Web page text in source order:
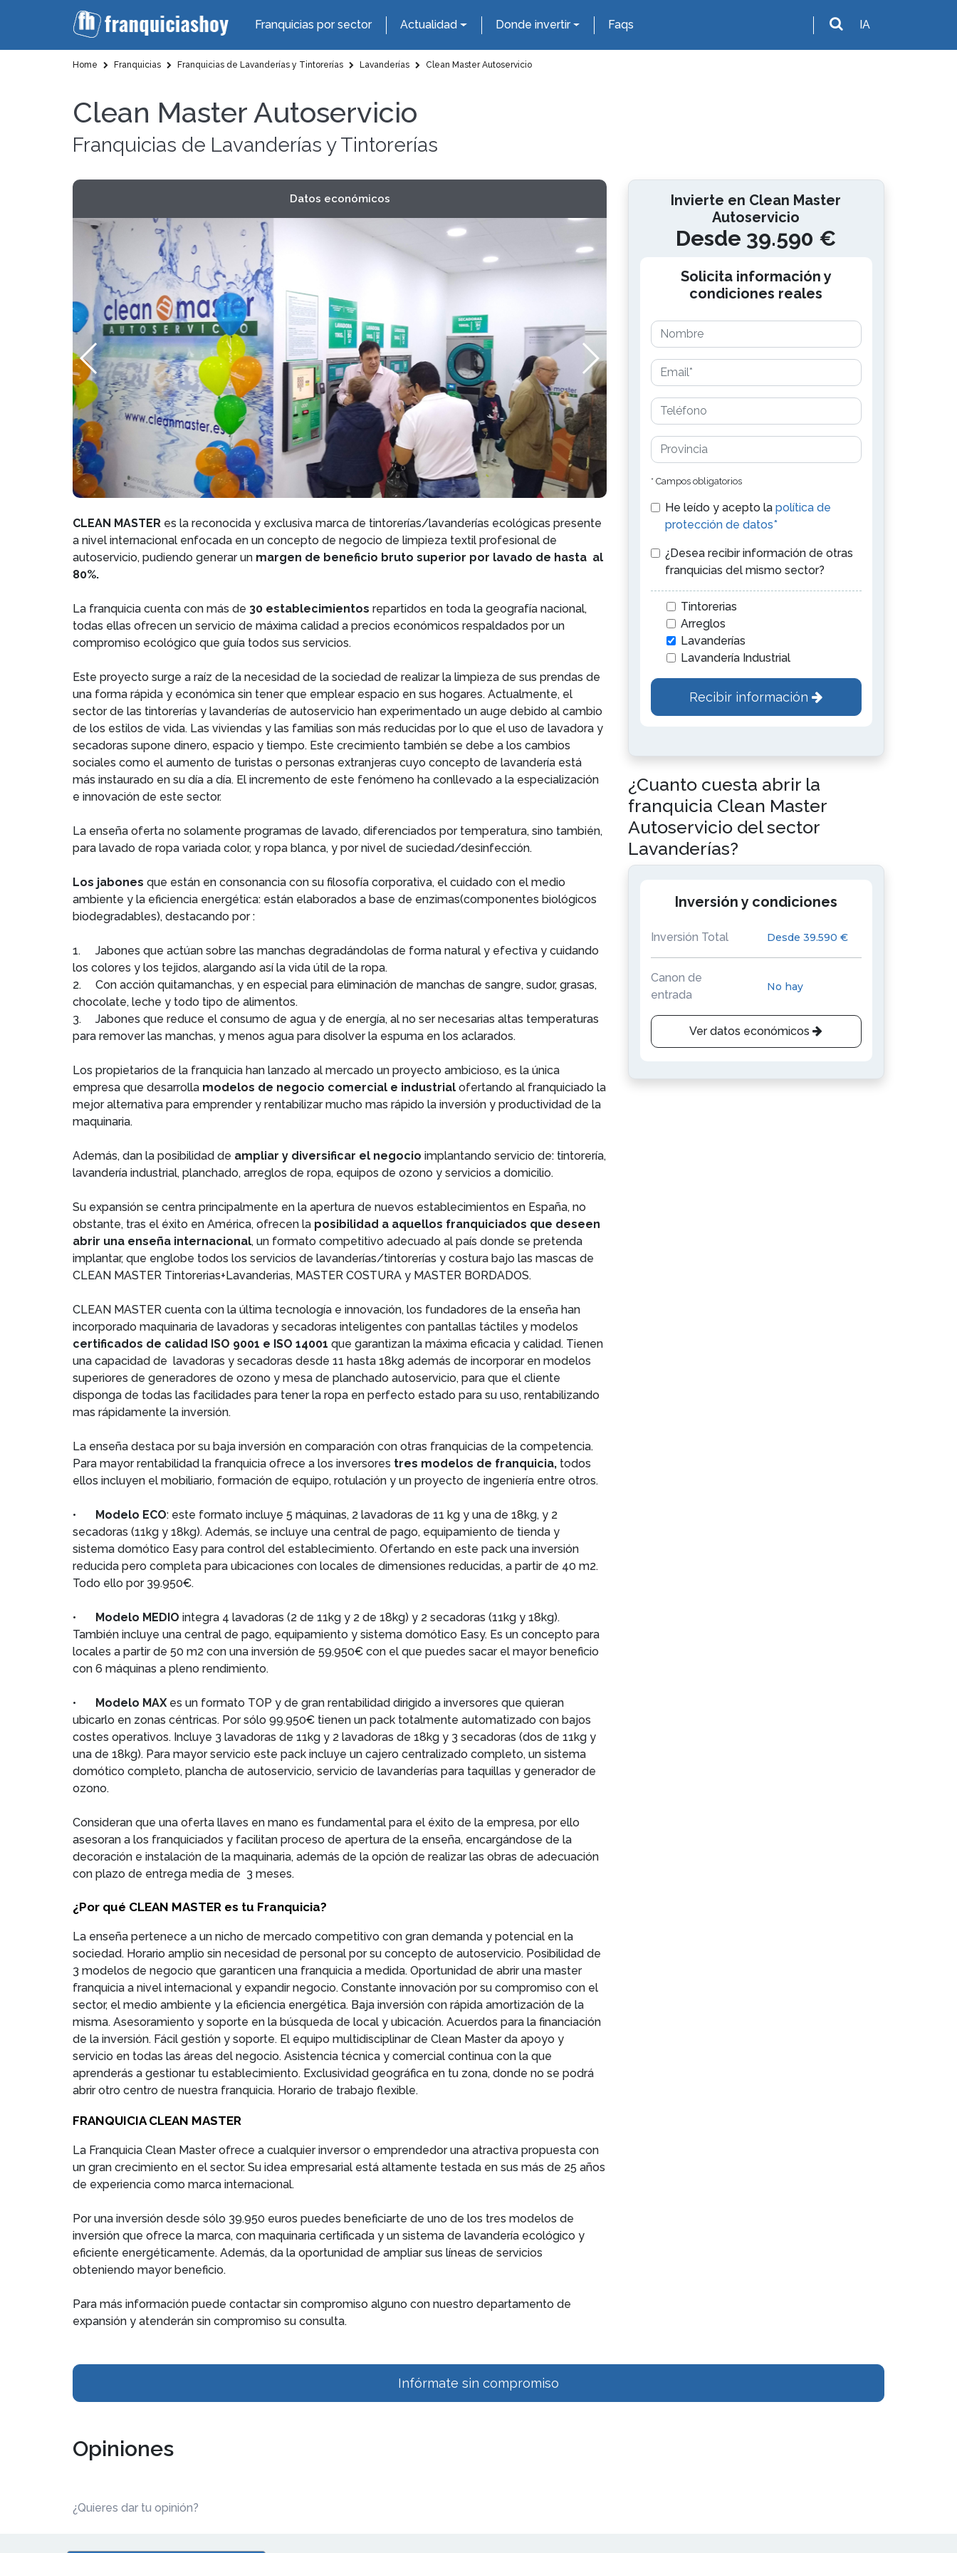
Franquicias por sector Actualidad Donde invertir Faqs IA
Home Franquicias Franquicias de Lavanderías y Tintorerías Lavanderías Clean Master Autoservicio
Clean Master Autoservicio
Franquicias de Lavanderías y Tintorerías
Datos económicos
CLEAN MASTER es la reconocida y exclusiva marca de tintorerías/lavanderías ecológicas presente
a nivel internacional enfocada en un concepto de negocio de limpieza textil profesional de
autoservicio, pudiendo generar un margen de beneficio bruto superior por lavado de hasta al
80%.
La franquicia cuenta con más de 30 establecimientos repartidos en toda la geografía nacional,
todas ellas ofrecen un servicio de máxima calidad a precios económicos respaldados por un
compromiso ecológico que guía todos sus servicios.
Este proyecto surge a raíz de la necesidad de la sociedad de realizar la limpieza de sus prendas de
una forma rápida y económica sin tener que emplear espacio en sus hogares. Actualmente, el
sector de las tintorerías y lavanderías de autoservicio han experimentado un auge debido al cambio
de los estilos de vida. Las viviendas y las familias son más reducidas por lo que el uso de lavadora y
secadoras supone dinero, espacio y tiempo. Este crecimiento también se debe a los cambios
sociales como el aumento de turistas o personas extranjeras cuyo concepto de lavandería está
más instaurado en su día a día. El incremento de este fenómeno ha conllevado a la especialización
e innovación de este sector.
La enseña oferta no solamente programas de lavado, diferenciados por temperatura, sino también,
para lavado de ropa variada color, y ropa blanca, y por nivel de suciedad/desinfección.
Los jabones que están en consonancia con su filosofía corporativa, el cuidado con el medio
ambiente y la eficiencia energética: están elaborados a base de enzimas(componentes biológicos
biodegradables), destacando por :
1.
Jabones que actúan sobre las manchas degradándolas de forma natural y efectiva y cuidando
los colores y los tejidos, alargando así la vida útil de la ropa.
2.
Con acción quitamanchas, y en especial para eliminación de manchas de sangre, sudor, grasas,
chocolate, leche y todo tipo de alimentos.
3.
Jabones que reduce el consumo de agua y de energía, al no ser necesarias altas temperaturas
para remover las manchas, y menos agua para disolver la espuma en los aclarados.
Los propietarios de la franquicia han lanzado al mercado un proyecto ambicioso, es la única
empresa que desarrolla modelos de negocio comercial e industrial ofertando al franquiciado la
mejor alternativa para emprender y rentabilizar mucho mas rápido la inversión y productividad de la
maquinaria.
Además, dan la posibilidad de ampliar y diversificar el negocio implantando servicio de: tintorería,
lavandería industrial, planchado, arreglos de ropa, equipos de ozono y servicios a domicilio.
Su expansión se centra principalmente en la apertura de nuevos establecimientos en España, no
obstante, tras el éxito en América, ofrecen la posibilidad a aquellos franquiciados que deseen
abrir una enseña internacional, un formato competitivo adecuado al país donde se pretenda
implantar, que englobe todos los servicios de lavanderías/tintorerías y costura bajo las mascas de
CLEAN MASTER Tintorerias+Lavanderias, MASTER COSTURA y MASTER BORDADOS.
CLEAN MASTER cuenta con la última tecnología e innovación, los fundadores de la enseña han
incorporado maquinaria de lavadoras y secadoras inteligentes con pantallas táctiles y modelos
certificados de calidad ISO 9001 e ISO 14001 que garantizan la máxima eficacia y calidad. Tienen
una capacidad de lavadoras y secadoras desde 11 hasta 18kg además de incorporar en modelos
superiores de generadores de ozono y mesa de planchado autoservicio, para que el cliente
disponga de todas las facilidades para tener la ropa en perfecto estado para su uso, rentabilizando
mas rápidamente la inversión.
La enseña destaca por su baja inversión en comparación con otras franquicias de la competencia.
Para mayor rentabilidad la franquicia ofrece a los inversores tres modelos de franquicia, todos
ellos incluyen el mobiliario, formación de equipo, rotulación y un proyecto de ingeniería entre otros.
• Modelo ECO: este formato incluye 5 máquinas, 2 lavadoras de 11 kg y una de 18kg, y 2
secadoras (11kg y 18kg). Además, se incluye una central de pago, equipamiento de tienda y
sistema domótico Easy para control del establecimiento. Ofertando en este pack una inversión
reducida pero completa para ubicaciones con locales de dimensiones reducidas, a partir de 40 m2.
Todo ello por 39.950€.
• Modelo MEDIO integra 4 lavadoras (2 de 11kg y 2 de 18kg) y 2 secadoras (11kg y 18kg).
También incluye una central de pago, equipamiento y sistema domótico Easy. Es un concepto para
locales a partir de 50 m2 con una inversión de 59.950€ con el que puedes sacar el mayor beneficio
con 6 máquinas a pleno rendimiento.
• Modelo MAXes un formato TOP y de gran rentabilidad dirigido a inversores que quieran
ubicarlo en zonas céntricas. Por sólo 99.950€ tienen un pack totalmente automatizado con bajos
costes operativos. Incluye 3 lavadoras de 11kg y 2 lavadoras de 18kg y 3 secadoras (dos de 11kg y
una de 18kg). Para mayor servicio este pack incluye un cajero centralizado completo, un sistema
domótico completo, plancha de autoservicio, servicio de lavanderías para taquillas y generador de
ozono.
Consideran que una oferta llaves en mano es fundamental para el éxito de la empresa, por ello
asesoran a los franquiciados y facilitan proceso de apertura de la enseña, encargándose de la
decoración e instalación de la maquinaria, además de la opción de realizar las obras de adecuación
con plazo de entrega media de 3 meses.
¿Por qué CLEAN MASTER es tu Franquicia?
La enseña pertenece a un nicho de mercado competitivo con gran demanda y potencial en la
sociedad. Horario amplio sin necesidad de personal por su concepto de autoservicio. Posibilidad de
3 modelos de negocio que garanticen una franquicia a medida. Oportunidad de abrir una master
franquicia a nivel internacional y expandir negocio. Constante innovación por su compromiso con el
sector, el medio ambiente y la eficiencia energética. Baja inversión con rápida amortización de la
misma. Asesoramiento y soporte en la búsqueda de local y ubicación. Acuerdos para la financiación
de la inversión. Fácil gestión y soporte. El equipo multidisciplinar de Clean Master da apoyo y
servicio en todas las áreas del negocio. Asistencia técnica y comercial continua con la que
aprenderás a gestionar tu establecimiento. Exclusividad geográfica en tu zona, donde no se podrá
abrir otro centro de nuestra franquicia. Horario de trabajo flexible.
FRANQUICIA CLEAN MASTER
La Franquicia Clean Master ofrece a cualquier inversor o emprendedor una atractiva propuesta con
un gran crecimiento en el sector. Su idea empresarial está altamente testada en sus más de 25 años
de experiencia como marca internacional.
Por una inversión desde sólo 39.950 euros puedes beneficiarte de uno de los tres modelos de
inversión que ofrece la marca, con maquinaria certificada y un sistema de lavandería ecológico y
eficiente energéticamente. Además, da la oportunidad de ampliar sus líneas de servicios
obteniendo mayor beneficio.
Para más información puede contactar sin compromiso alguno con nuestro departamento de
expansión y atenderán sin compromiso su consulta.
Invierte en Clean Master
Autoservicio
Desde 39.590 €
Solicita información y
condiciones reales
* Campos obligatorios
He leído y acepto la política de
protección de datos*
¿Desea recibir información de otras
franquicias del mismo sector?
Tintorerias
Arreglos
Lavanderías
Lavandería Industrial
Recibir información
¿Cuanto cuesta abrir la
franquicia Clean Master
Autoservicio del sector
Lavanderías?
Inversión y condiciones
Inversión Total Desde 39.590 €
Canon de
entrada
No hay
Ver datos económicos
Infórmate sin compromiso
Opiniones
¿Quieres dar tu opinión?